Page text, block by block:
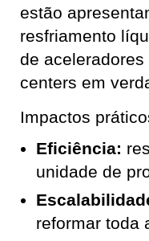
estão
resfriamento
de
centers em
Impactos
Eficiência:
unidade de
reformar toda